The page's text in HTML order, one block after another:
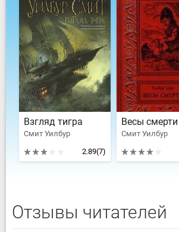
Взгляд тигра
Смит Уилбур
2.89(7)
Весы смерти
Смит Уилбур
Отзывы читателей